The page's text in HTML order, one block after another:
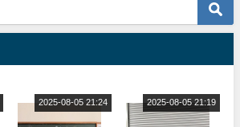
2025-08-05 21:24 2025-08-05 21:19